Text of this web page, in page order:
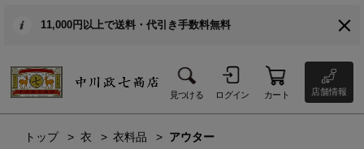
11,000円以上で送料・代引き手数料無料
見つける ログイン カート 店舗情報
トップ 衣 衣料品 アウター